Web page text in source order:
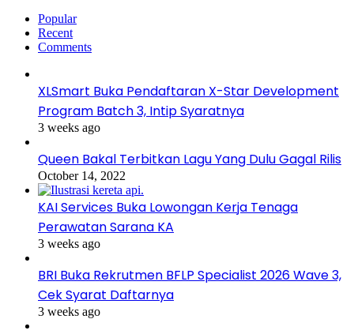
Popular
Recent
Comments
XLSmart Buka Pendaftaran X-Star Development
Program Batch 3, Intip Syaratnya
3 weeks ago
Queen Bakal Terbitkan Lagu Yang Dulu Gagal Rilis
October 14, 2022
KAI Services Buka Lowongan Kerja Tenaga
Perawatan Sarana KA
3 weeks ago
BRI Buka Rekrutmen BFLP Specialist 2026 Wave 3,
Cek Syarat Daftarnya
3 weeks ago